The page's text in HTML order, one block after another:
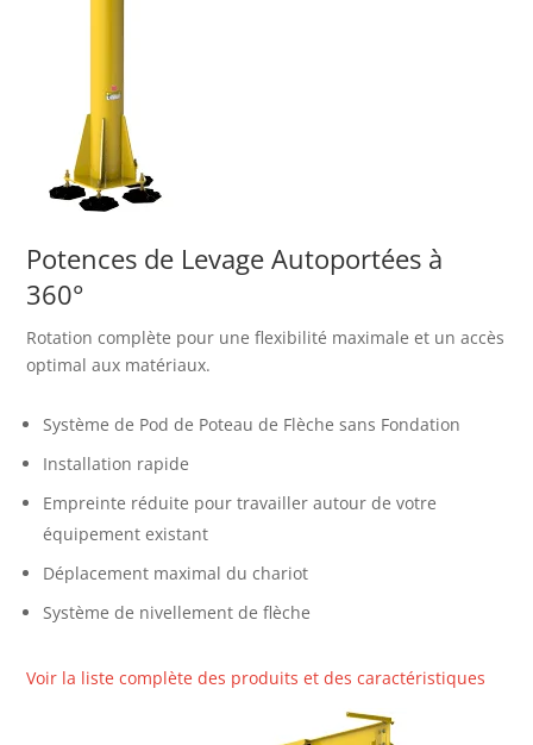
Potences de Levage Autoportées à
360°
Rotation complète pour une flexibilité maximale et un accès
optimal aux matériaux.
Système de Pod de Poteau de Flèche sans Fondation
Installation rapide
Empreinte réduite pour travailler autour de votre
équipement existant
Déplacement maximal du chariot
Système de nivellement de flèche
Voir la liste complète des produits et des caractéristiques